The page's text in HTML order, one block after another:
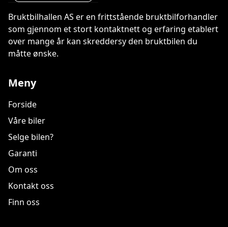
Bruktbilhallen AS er en frittstående bruktbilforhandler
som gjennom et stort kontaktnett og erfaring etablert
over mange år kan skreddersy den bruktbilen du
måtte ønske.
Meny
Forside
Våre biler
Selge bilen?
Garanti
Om oss
Kontakt oss
Finn oss